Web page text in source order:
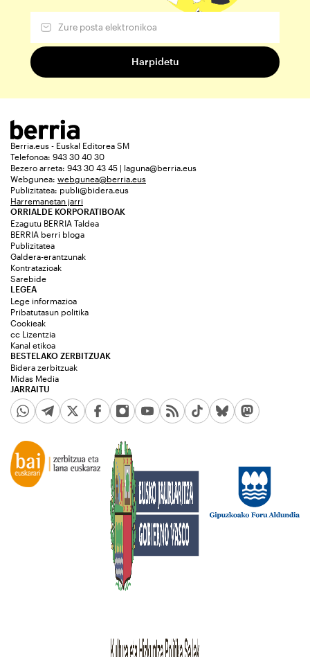
Berria.eus - Euskal Editorea SM
Telefonoa: 943 30 40 30
Bezero arreta: 943 30 43 45 | laguna@berria.eus
Webgunea: webgunea@berria.eus
Publizitatea: publi@bidera.eus
Harremanetan jarri
ORRIALDE KORPORATIBOAK
Ezagutu BERRIA Taldea
BERRIA berri bloga
Publizitatea
Galdera-erantzunak
Kontratazioak
Sarebide
JARRAITU
LEGEA
Lege informazioa
Pribatutasun politika
Cookieak
cc Lizentzia
Kanal etikoa
BESTELAKO ZERBITZUAK
Bidera zerbitzuak
Midas Media